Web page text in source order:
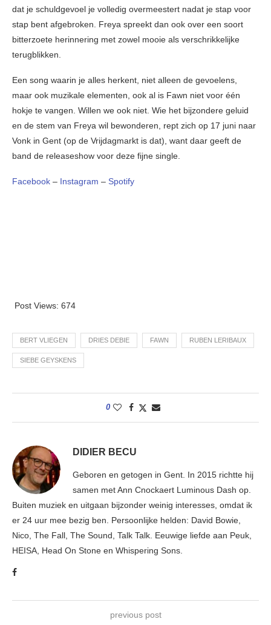
dat je schuldgevoel je volledig overmeestert nadat je stap voor
stap bent afgebroken. Freya spreekt dan ook over een soort
bitterzoete herinnering met zowel mooie als verschrikkelijke
terugblikken.
Een song waarin je alles herkent, niet alleen de gevoelens,
maar ook muzikale elementen, ook al is Fawn niet voor één
hokje te vangen. Willen we ook niet. Wie het bijzondere geluid
en de stem van Freya wil bewonderen, rept zich op 17 juni naar
Vonk in Gent (op de Vrijdagmarkt is dat), want daar geeft de
band de releaseshow voor deze fijne single.
Facebook – Instagram – Spotify
Post Views: 674
BERT VLIEGEN DRIES DEBIE FAWN RUBEN LERIBAUX
SIEBE GEYSKENS
0
DIDIER BECU
Geboren en getogen in Gent. In 2015 richtte hij
samen met Ann Cnockaert Luminous Dash op.
Buiten muziek en uitgaan bijzonder weinig interesses, omdat ik
er 24 uur mee bezig ben. Persoonlijke helden: David Bowie,
Nico, The Fall, The Sound, Talk Talk. Eeuwige liefde aan Peuk,
HEISA, Head On Stone en Whispering Sons.
previous post